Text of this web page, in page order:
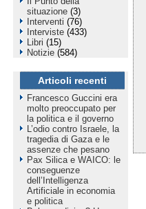
situazione (3)
Interventi (76)
Interviste (433)
Libri (15)
Notizie (584)
Articoli recenti
Francesco Guccini era
molto preoccupato per
la politica e il governo
L’odio contro Israele, la
tragedia di Gaza e le
assenze che pesano
Pax Silica e WAICO: le
conseguenze
dell’Intelligenza
Artificiale in economia
e politica